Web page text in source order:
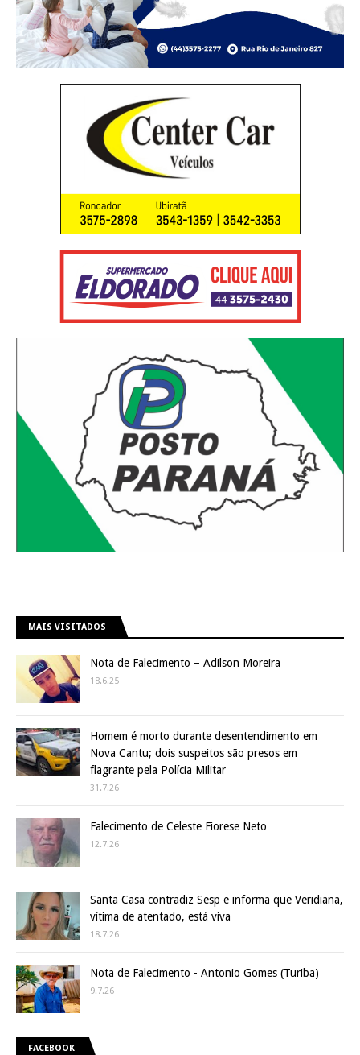
MAIS VISITADOS
Nota de Falecimento – Adilson Moreira
18.6.25
Homem é morto durante desentendimento em
Nova Cantu; dois suspeitos são presos em
flagrante pela Polícia Militar
31.7.26
Falecimento de Celeste Fiorese Neto
12.7.26
Santa Casa contradiz Sesp e informa que Veridiana,
vítima de atentado, está viva
18.7.26
Nota de Falecimento - Antonio Gomes (Turiba)
9.7.26
FACEBOOK